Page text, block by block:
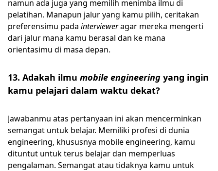
namun ada juga yang memilih menimba ilmu di
pelatihan. Manapun jalur yang kamu pilih, ceritakan
preferensimu pada intervieweragar mereka mengerti
dari jalur mana kamu berasal dan ke mana
orientasimu di masa depan.
13. Adakah ilmu mobile engineering yang ingin
kamu pelajari dalam waktu dekat?
Jawabanmu atas pertanyaan ini akan mencerminkan
semangat untuk belajar. Memiliki profesi di dunia
engineering, khususnya mobile engineering, kamu
dituntut untuk terus belajar dan memperluas
pengalaman. Semangat atau tidaknya kamu untuk